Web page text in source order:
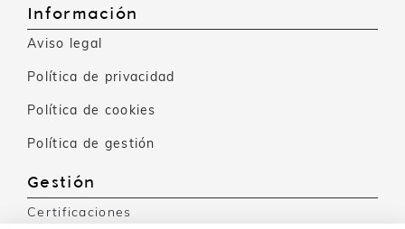
Información
Aviso legal
Política de privacidad
Política de cookies
Política de gestión
Gestión
Certificaciones